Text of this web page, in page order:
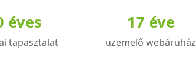
változatok
a
éves
tapasztalat
17 éve
üzemelő webáruház